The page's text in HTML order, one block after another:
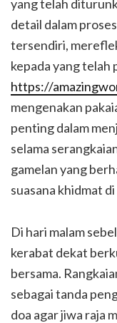
yang telah
detail dalam
tersendiri,
kepada yang telah
https://
mengenakan
penting dalam
selama
gamelan yang
suasana khidmat
Di hari malam
kerabat dekat
bersama.
sebagai tanda
doa agar jiwa raja